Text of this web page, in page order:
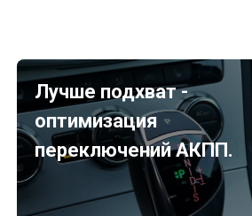
Лучше подхват -
оптимизация
переключений АКПП.